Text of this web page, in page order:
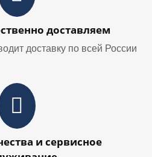
доставляем
доставку по всей России
и сервисное